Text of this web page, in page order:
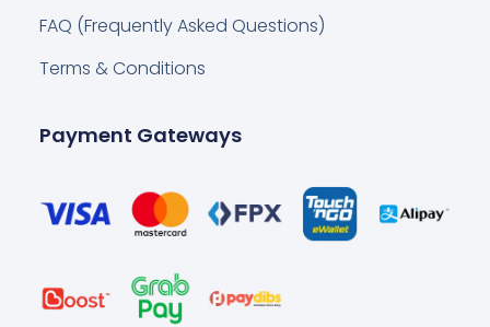
FAQ (Frequently Asked Questions)
Terms & Conditions
Payment Gateways